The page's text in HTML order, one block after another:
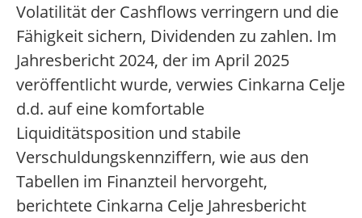
Volatilität der Cashflows verringern und die
Fähigkeit sichern, Dividenden zu zahlen. Im
Jahresbericht 2024, der im April 2025
veröffentlicht wurde, verwies Cinkarna Celje
d.d. auf eine komfortable
Liquiditätsposition und stabile
Verschuldungskennziffern, wie aus den
Tabellen im Finanzteil hervorgeht,
berichtete Cinkarna Celje Jahresbericht